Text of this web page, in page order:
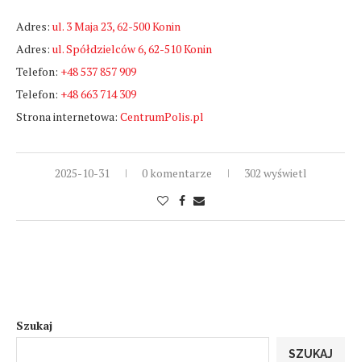
Adres: ul. 3 Maja 23, 62-500 Konin
Adres: ul. Spółdzielców 6, 62-510 Konin
Telefon: +48 537 857 909
Telefon: +48 663 714 309
Strona internetowa: CentrumPolis.pl
2025-10-31 0 komentarze 302 wyświetl
Szukaj
SZUKAJ